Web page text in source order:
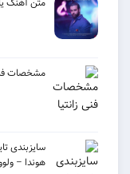
مشخصات
سایزبندی
هوندا –